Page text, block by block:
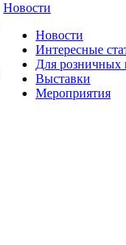
Новости
Новости
Интересные
Для розничных
Выставки
Мероприятия